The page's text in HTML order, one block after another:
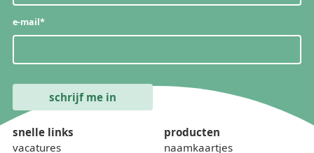
e-mail*
snelle links
vacatures
producten
naamkaartjes